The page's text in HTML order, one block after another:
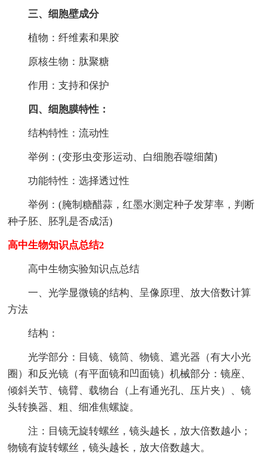
三、细胞壁成分
植物：纤维素和果胶
原核生物：肽聚糖
作用：支持和保护
四、细胞膜特性：
结构特性：流动性
举例：(变形虫变形运动、白细胞吞噬细菌)
功能特性：选择透过性
举例：(腌制糖醋蒜，红墨水测定种子发芽率，判断
种子胚、胚乳是否成活)
高中生物知识点总结2
高中生物实验知识点总结
一、光学显微镜的结构、呈像原理、放大倍数计算
方法
结构：
光学部分：目镜、镜筒、物镜、遮光器（有大小光
圈）和反光镜（有平面镜和凹面镜）机械部分：镜座、
倾斜关节、镜臂、载物台（上有通光孔、压片夹）、镜
头转换器、粗、细准焦螺旋。
注：目镜无旋转螺丝，镜头越长，放大倍数越小；
物镜有旋转螺丝，镜头越长，放大倍数越大。